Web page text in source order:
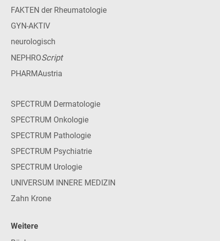
FAKTEN der Rheumatologie
GYN-AKTIV
neurologisch
NEPHROScript
PHARMAustria
SPECTRUM Dermatologie
SPECTRUM Onkologie
SPECTRUM Pathologie
SPECTRUM Psychiatrie
SPECTRUM Urologie
UNIVERSUM INNERE MEDIZIN
Zahn Krone
Weitere